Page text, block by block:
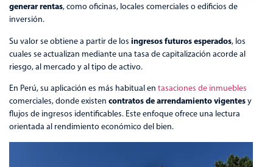
generar rentas, como oficinas, locales comerciales o edificios de
inversión.
Su valor se obtiene a partir de los ingresos futuros esperados, los
cuales se actualizan mediante una tasa de capitalización acorde al
riesgo, al mercado y al tipo de activo.
En Perú, su aplicación es más habitual en tasaciones de inmuebles
comerciales, donde existen contratos de arrendamiento vigentesy
flujos de ingresos identificables. Este enfoque ofrece una lectura
orientada al rendimiento económico del bien.